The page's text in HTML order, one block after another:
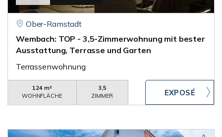
Ober-Ramstadt
Wembach: TOP - 3,5-Zimmerwohnung mit bester
Ausstattung, Terrasse und Garten
Terrassenwohnung
124 m²
WOHNFLÄCHE
3,5
ZIMMER